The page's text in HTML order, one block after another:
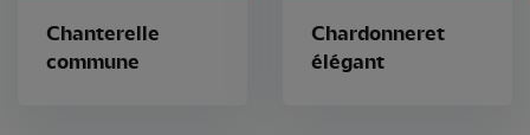
Chanterelle
commune
Chardonneret
élégant